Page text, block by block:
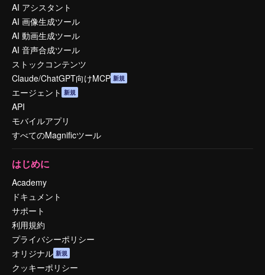
AI アシスタント
AI 画像生成ツール
AI 動画生成ツール
AI 音声合成ツール
ストックコンテンツ
Claude/ChatGPT向けMCP 新規
エージェント 新規
API
モバイルアプリ
すべてのMagnificツール
はじめに
Academy
ドキュメント
サポート
利用規約
プライバシーポリシー
オリジナル 新規
クッキーポリシー